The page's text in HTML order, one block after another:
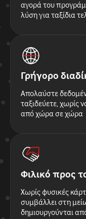
αγορά του
λύση για ταξίδια
Γρήγορο
Απολαύστε
ταξιδεύετε, χωρίς
από χώρα σε χώρα
Φιλικό προς
Χωρίς φυσικές
συμβάλλει στη
δημιουργούνται